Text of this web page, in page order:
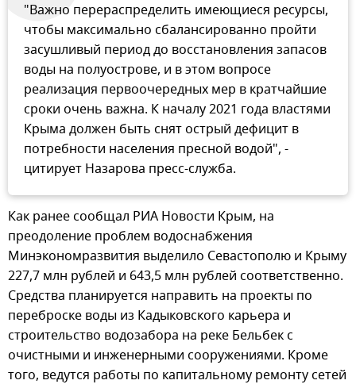
"Важно перераспределить имеющиеся ресурсы,
чтобы максимально сбалансированно пройти
засушливый период до восстановления запасов
воды на полуострове, и в этом вопросе
реализация первоочередных мер в кратчайшие
сроки очень важна. К началу 2021 года властями
Крыма должен быть снят острый дефицит в
потребности населения пресной водой", -
цитирует Назарова пресс-служба.
Как ранее сообщал РИА Новости Крым, на
преодоление проблем водоснабжения
Минэкономразвития выделило Севастополю и Крыму
227,7 млн рублей и 643,5 млн рублей соответственно.
Средства планируется направить на проекты по
переброске воды из Кадыковского карьера и
строительство водозабора на реке Бельбек с
очистными и инженерными сооружениями. Кроме
того, ведутся работы по капитальному ремонту сетей